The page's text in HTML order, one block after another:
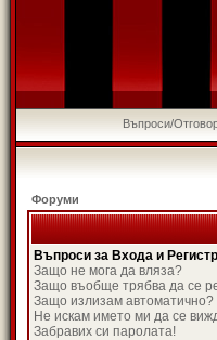
Въпроси/
Форуми
Въпроси за Входа и
Защо не мога да вляза?
Защо въобще трябва да се
Защо излизам автоматично?
Не искам името ми да се
Забравих си паролата!